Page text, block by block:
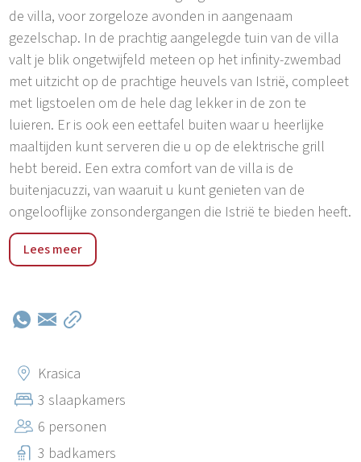
de villa, voor zorgeloze avonden in aangenaam
gezelschap. In de prachtig aangelegde tuin van de villa
valt je blik ongetwijfeld meteen op het infinity-zwembad
met uitzicht op de prachtige heuvels van Istrië, compleet
met ligstoelen om de hele dag lekker in de zon te
luieren. Er is ook een eettafel buiten waar u heerlijke
maaltijden kunt serveren die u op de elektrische grill
hebt bereid. Een extra comfort van de villa is de
buitenjacuzzi, van waaruit u kunt genieten van de
ongelooflijke zonsondergangen die Istrië te bieden heeft.
De villa ligt in Krasica, een rustige plaats in het noorden
van Istrië. De Adriatische Zee en de stranden liggen op
traditionele als moderne Istrische gerechten serveren.
afstand, terwijl de grens met Slovenië slechts 13 km
verderop ligt.
Lees meer
Krasica
3 slaapkamers
6 personen
3 badkamers